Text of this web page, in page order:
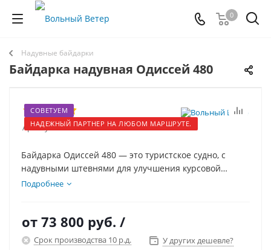
0
Надувные байдарки
Байдарка надувная Одиссей 480
СОВЕТУЕМ
НАДЕЖНЫЙ ПАРТНЕР НА ЛЮБОМ МАРШРУТЕ.
Артикул: 11021
Байдарка Одиссей 480 — это туристское судно, с
надувными штевнями для улучшения курсовой
устойчивости, и системой самоотлива для
прохождении порогов.
Подробнее
от 73 800 руб. /
Срок производства 10 р.д.
У других дешевле?